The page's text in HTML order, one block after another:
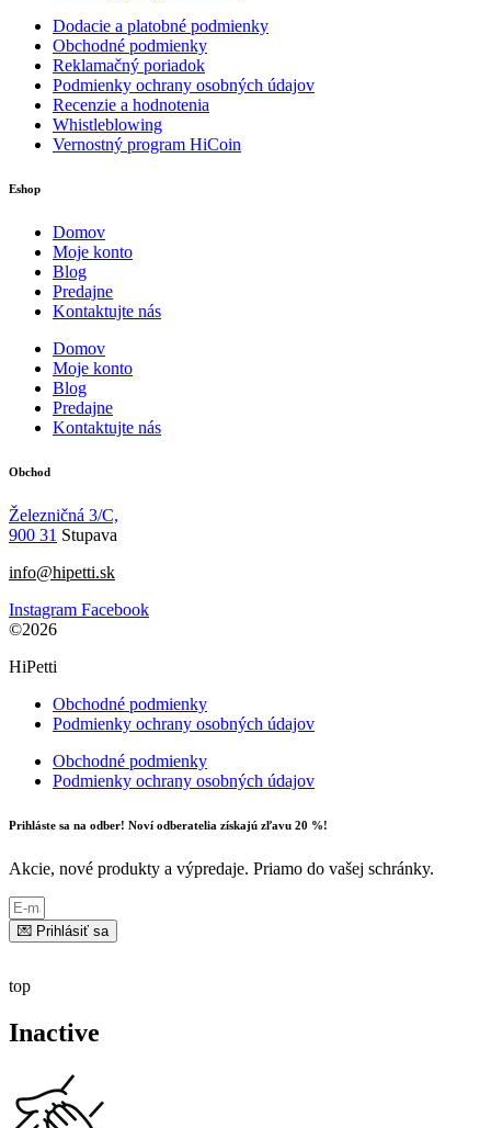
Dodacie a platobné podmienky
Obchodné podmienky
Reklamačný poriadok
Podmienky ochrany osobných údajov
Recenzie a hodnotenia
Whistleblowing
Vernostný program HiCoin
Eshop
Domov
Moje konto
Blog
Predajne
Kontaktujte nás
Domov
Moje konto
Blog
Predajne
Kontaktujte nás
Obchod
Železničná 3/C,
900 31 Stupava
info@hipetti.sk
Instagram Facebook
©2026
HiPetti
Obchodné podmienky
Podmienky ochrany osobných údajov
Obchodné podmienky
Podmienky ochrany osobných údajov
Prihláste sa na odber! Noví odberatelia získajú zľavu 20 %!
Akcie, nové produkty a výpredaje. Priamo do vašej schránky.
💌 Prihlásiť sa
top
Inactive